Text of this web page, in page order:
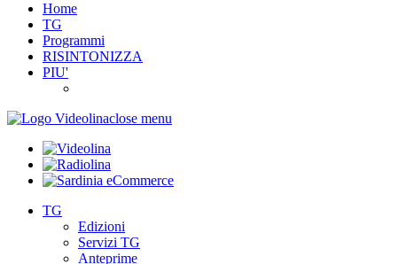
Home
TG
Programmi
RISINTONIZZA
PIU'
close menu
TG
Edizioni
Servizi TG
Anteprime